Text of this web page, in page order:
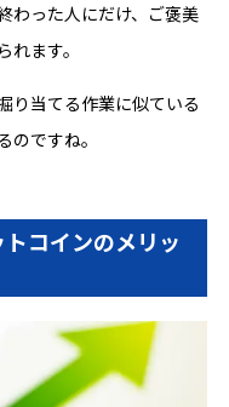
わった人にだけ、ご褒美
ます。
り当てる作業に似ている
ですね。
コインのメリッ